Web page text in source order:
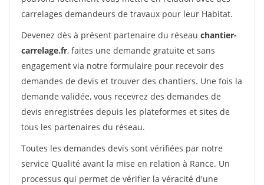
carrelages demandeurs de travaux pour leur Habitat.
Devenez dès à présent partenaire du réseau chantier-
carrelage.fr, faites une demande gratuite et sans
engagement via notre formulaire pour recevoir des
demandes de devis et trouver des chantiers. Une fois la
demande validée, vous recevrez des demandes de
devis enregistrées depuis les plateformes et sites de
tous les partenaires du réseau.
Toutes les demandes devis sont vérifiées par notre
service Qualité avant la mise en relation à Rance. Un
processus qui permet de vérifier la véracité d'une